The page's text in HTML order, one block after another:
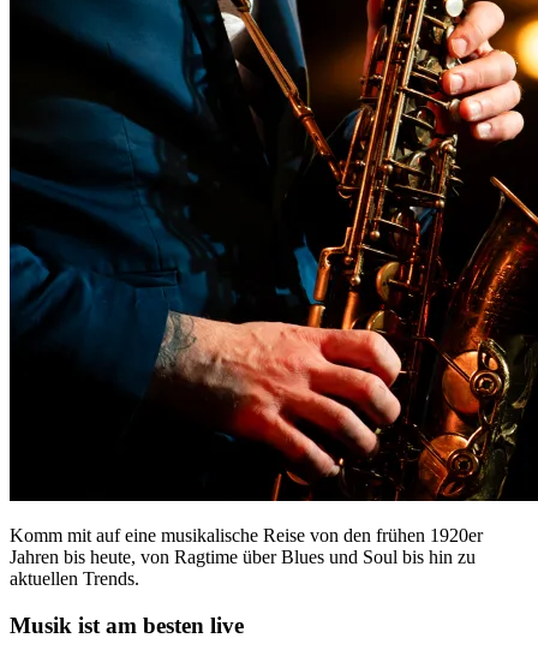
Komm mit auf eine musikalische Reise von den frühen 1920er
Jahren bis heute, von Ragtime über Blues und Soul bis hin zu
aktuellen Trends.
Musik ist am besten live